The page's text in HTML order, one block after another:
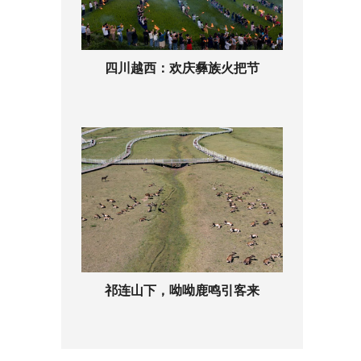
四川越西：欢庆彝族火把节
祁连山下，呦呦鹿鸣引客来